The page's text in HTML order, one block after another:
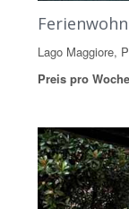
Lago Maggiore,
Preis pro Woche